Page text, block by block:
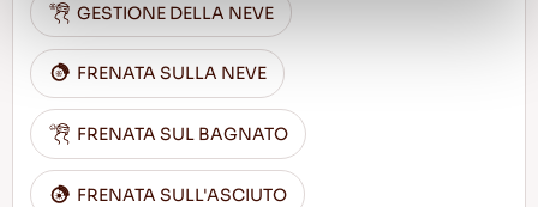
GESTIONE DELLA NEVE
FRENATA SULLA NEVE
FRENATA SUL BAGNATO
FRENATA SULL'ASCIUTO